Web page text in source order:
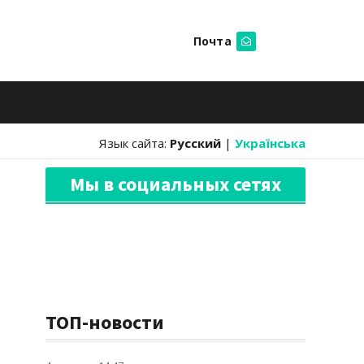
Почта
Язык сайта: Русский | Українська
Мы в социальных сетях
ТОП-новости